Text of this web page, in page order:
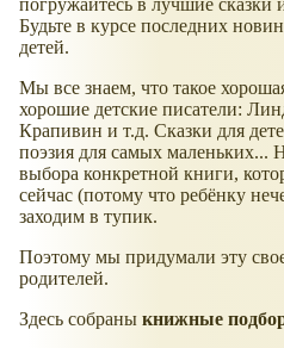
погружайтесь в лучшие
Будьте в курсе последних
детей.
Мы все знаем, что такое
хорошие детские писатели:
Крапивин и т.д. Сказки для
поэзия для самых маленьких...
выбора конкретной книги,
сейчас (потому что ребёнку
заходим в тупик.
Поэтому мы придумали эту
родителей.
Здесь собраны книжные